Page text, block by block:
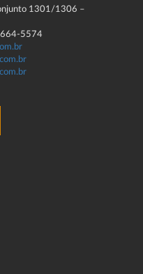
1301/1306 –
5574